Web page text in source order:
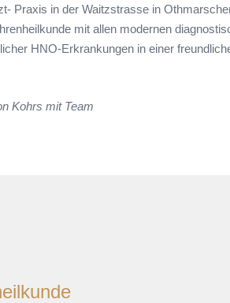
Praxis in der Waitzstrasse in
mit allen modernen
HNO-Erkrankungen in einer
Kohrs mit Team